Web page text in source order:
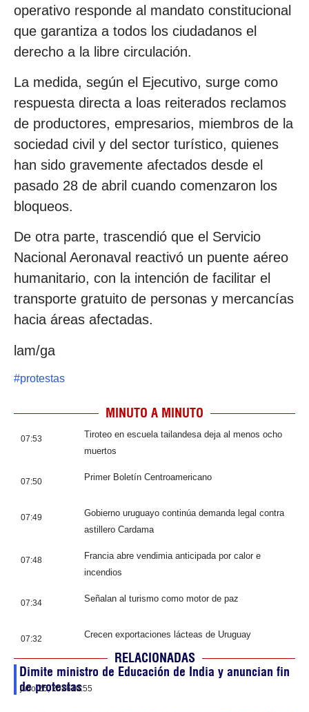
operativo responde al mandato constitucional
que garantiza a todos los ciudadanos el
derecho a la libre circulación.
La medida, según el Ejecutivo, surge como
respuesta directa a loas reiterados reclamos
de productores, empresarios, miembros de la
sociedad civil y del sector turístico, quienes
han sido gravemente afectados desde el
pasado 28 de abril cuando comenzaron los
bloqueos.
De otra parte, trascendió que el Servicio
Nacional Aeronaval reactivó un puente aéreo
humanitario, con la intención de facilitar el
transporte gratuito de personas y mercancías
hacia áreas afectadas.
lam/ga
#protestas
MINUTO A MINUTO
07:53
Tiroteo en escuela tailandesa deja al menos ocho
muertos
07:50 Primer Boletín Centroamericano
07:49
Gobierno uruguayo continúa demanda legal contra
astillero Cardama
07:48
Francia abre vendimia anticipada por calor e
incendios
07:34 Señalan al turismo como motor de paz
07:32 Crecen exportaciones lácteas de Uruguay
RELACIONADAS
Dimite ministro de Educación de India y anuncian fin
de protestas
julio 25, 202610:55